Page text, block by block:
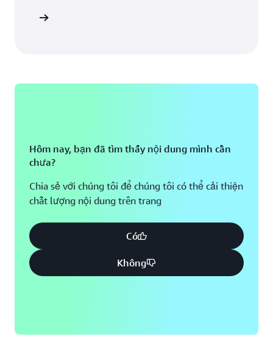
Hôm nay, bạn đã tìm thấy nội dung mình cần
chưa?
Chia sẻ với chúng tôi để chúng tôi có thể cải thiện
chất lượng nội dung trên trang
Có
Không